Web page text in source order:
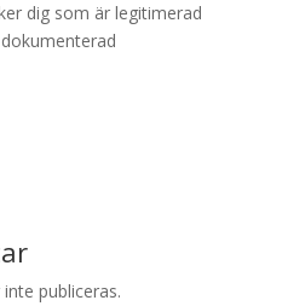
dig som är legitimerad
publiceras.